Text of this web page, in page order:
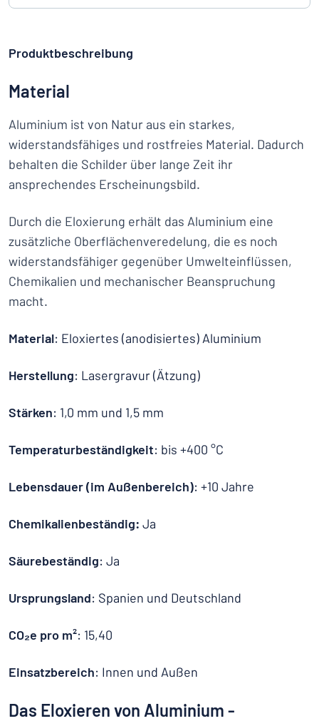
Produktbeschreibung
Material
Aluminium ist von Natur aus ein starkes,
widerstandsfähiges und rostfreies Material. Dadurch
behalten die Schilder über lange Zeit ihr
ansprechendes Erscheinungsbild.
Durch die Eloxierung erhält das Aluminium eine
zusätzliche Oberflächenveredelung, die es noch
widerstandsfähiger gegenüber Umwelteinflüssen,
Chemikalien und mechanischer Beanspruchung
macht.
Material: Eloxiertes (anodisiertes) Aluminium
Herstellung: Lasergravur (Ätzung)
Stärken: 1,0 mm und 1,5 mm
Temperaturbeständigkeit: bis +400 °C
Lebensdauer (im Außenbereich): +10 Jahre
Chemikalienbeständig: Ja
Säurebeständig: Ja
Ursprungsland: Spanien und Deutschland
CO₂e pro m²: 15,40
Einsatzbereich: Innen und Außen
Das Eloxieren von Aluminium -